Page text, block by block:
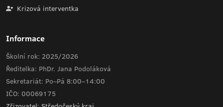
Krizová interventka
Informace
Školní rok: 2025/2026
Ředitelka: PhDr. Jana Podoláková
Sekretariát: Po–Pá 8:00–14:00
IČO: 00069175